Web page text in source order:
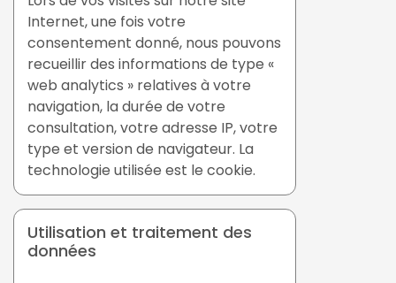
Internet, une fois votre
consentement donné, nous pouvons
recueillir des informations de type «
web analytics » relatives à votre
navigation, la durée de votre
consultation, votre adresse IP, votre
type et version de navigateur. La
technologie utilisée est le cookie.
Utilisation et traitement des
données